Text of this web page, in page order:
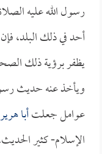
رسول الله عليه
أحد في ذلك البلد،
يظفر برؤية ذلك
ويأخذ عنه حديث
عوامل جعلتأبا
الإسلام- كثير